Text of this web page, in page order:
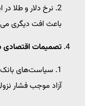
نرخ دلار و طلا
باعث افت دیگری
تصمیمات اقتصادی
سیاست‌های بانک
آزاد موجب فشار